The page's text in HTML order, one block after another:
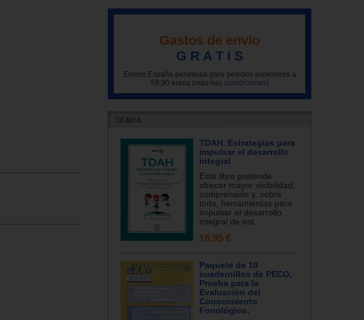
Gastos de envío
G R A T I S
Envíos España península para pedidos superiores a
59,90 euros (más iva) (condiciones)
TDAH. Estrategias para
impulsar el desarrollo
integral
Este libro pretende
ofrecer mayor visibilidad,
comprensión y, sobre
todo, herramientas para
impulsar el desarrollo
integral de est...
16.95 €
Paquete de 10
cuadernillos de PECO,
Prueba para la
Evaluación del
Conocimiento
Fonológico.